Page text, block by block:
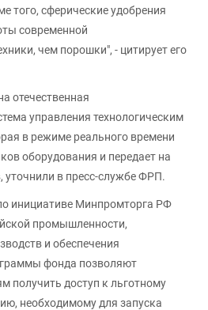
того, сферические удобрения
современной
чем порошки", - цитирует его
отечественная
управления технологическим
в режиме реального времени
оборудования и передает на
в пресс-службе ФРП.
инициативе Минпромторга РФ
промышленности,
и обеспечения
фонда позволяют
получить доступ к льготному
необходимому для запуска